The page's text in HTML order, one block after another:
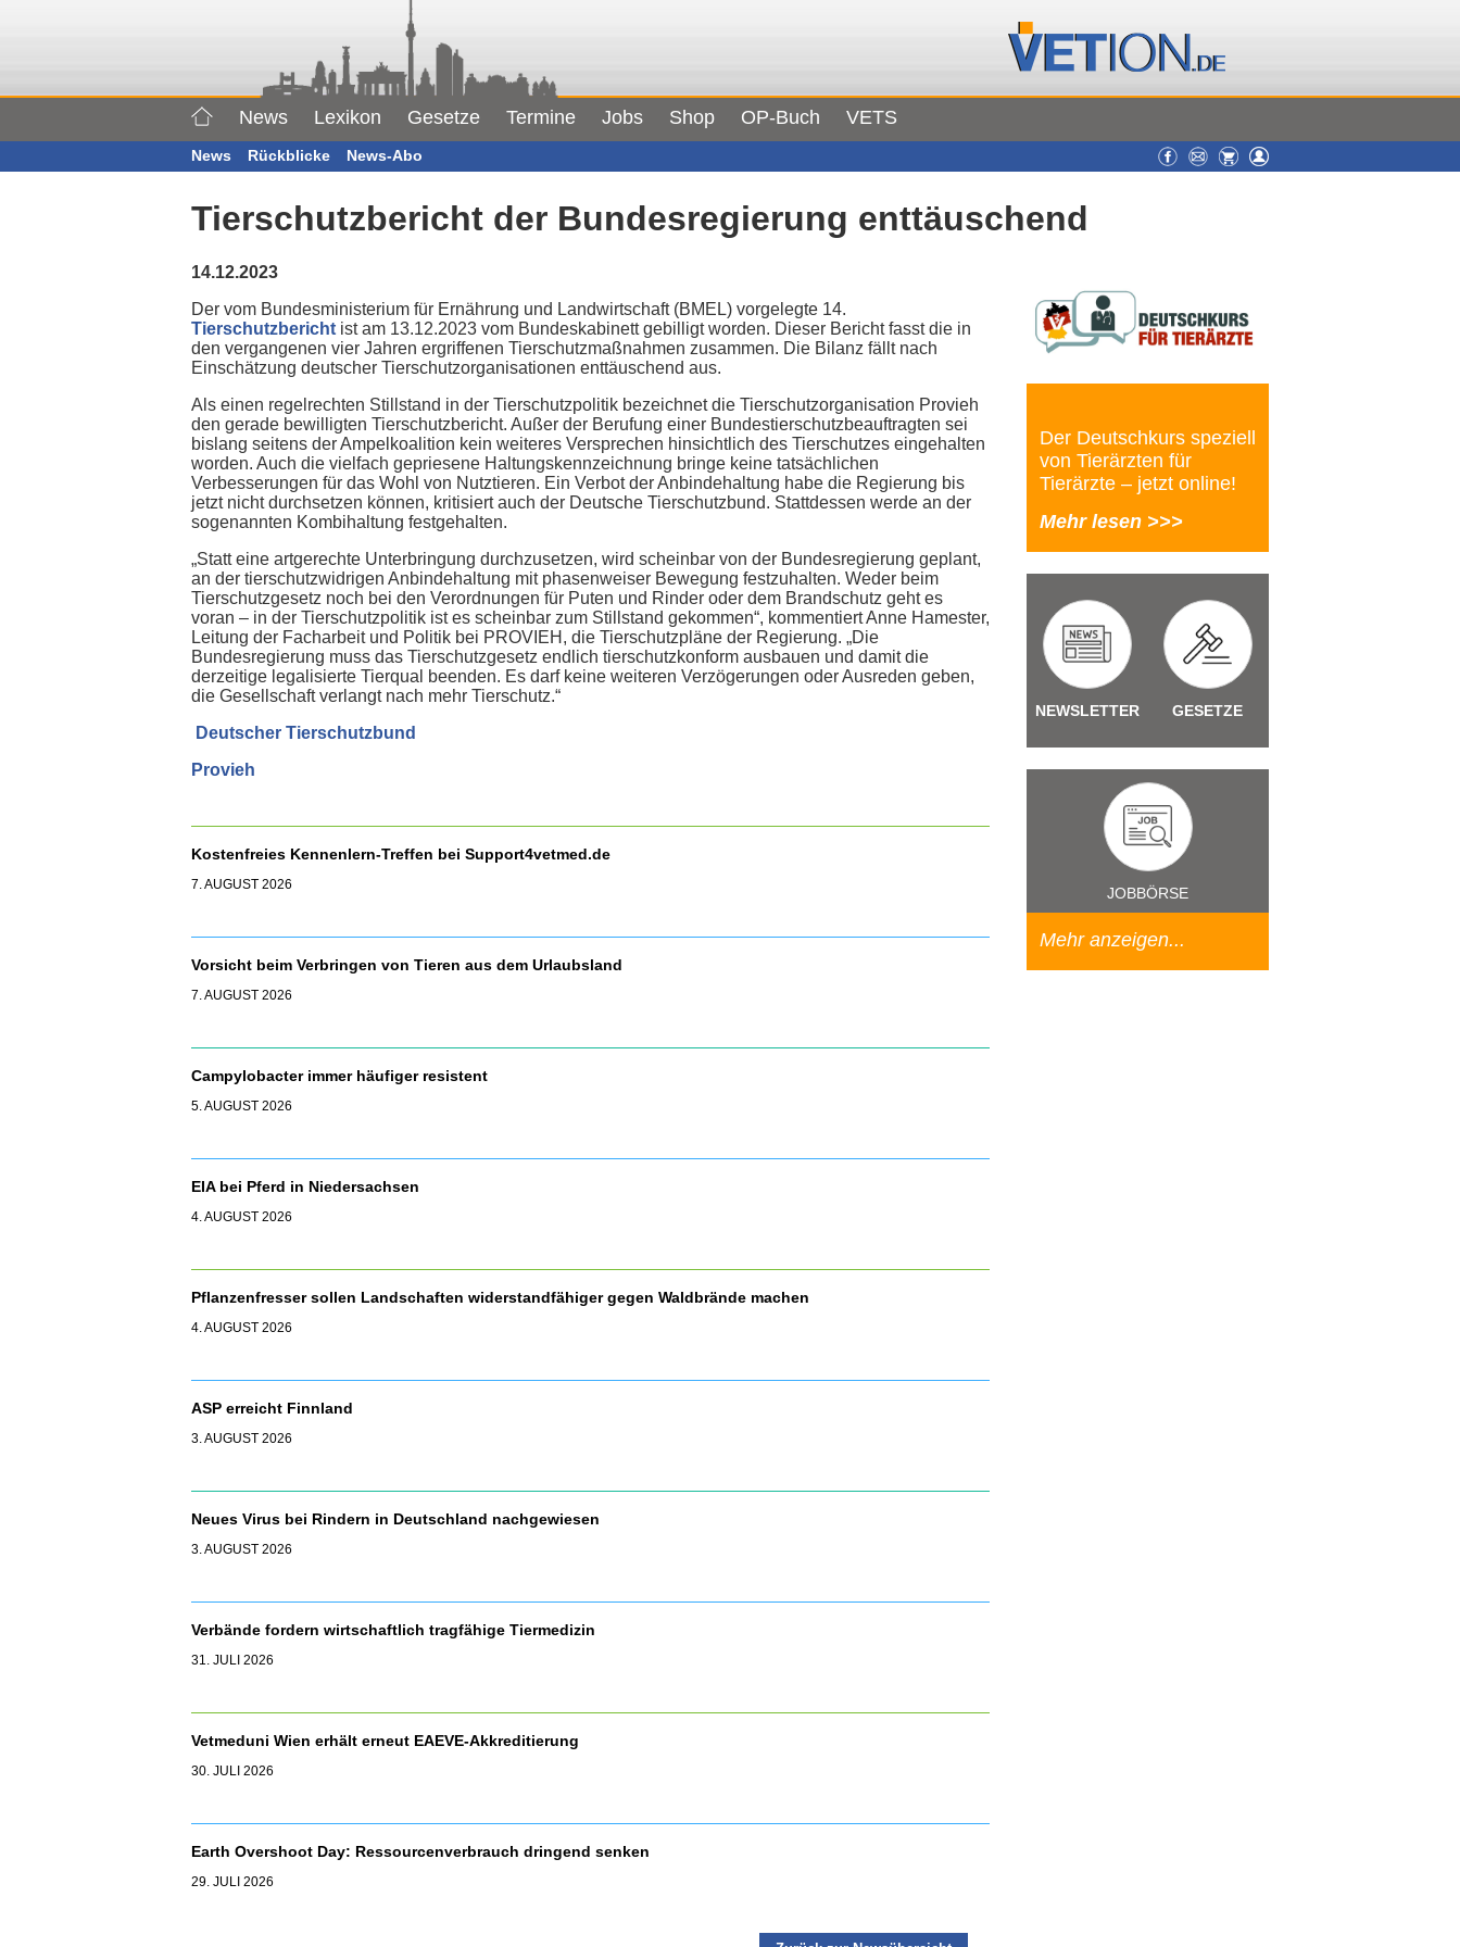
News Lexikon Gesetze Termine Jobs Shop OP-Buch VETS
News Rückblicke News-Abo
Tierschutzbericht der Bundesregierung enttäuschend
14.12.2023
Der vom Bundesministerium für Ernährung und Landwirtschaft (BMEL) vorgelegte 14.
Tierschutzbericht ist am 13.12.2023 vom Bundeskabinett gebilligt worden. Dieser Bericht fasst die in
den vergangenen vier Jahren ergriffenen Tierschutzmaßnahmen zusammen. Die Bilanz fällt nach
Einschätzung deutscher Tierschutzorganisationen enttäuschend aus.
Als einen regelrechten Stillstand in der Tierschutzpolitik bezeichnet die Tierschutzorganisation Provieh
den gerade bewilligten Tierschutzbericht. Außer der Berufung einer Bundestierschutzbeauftragten sei
bislang seitens der Ampelkoalition kein weiteres Versprechen hinsichtlich des Tierschutzes eingehalten
worden. Auch die vielfach gepriesene Haltungskennzeichnung bringe keine tatsächlichen
Verbesserungen für das Wohl von Nutztieren. Ein Verbot der Anbindehaltung habe die Regierung bis
jetzt nicht durchsetzen können, kritisiert auch der Deutsche Tierschutzbund. Stattdessen werde an der
sogenannten Kombihaltung festgehalten.
„Statt eine artgerechte Unterbringung durchzusetzen, wird scheinbar von der Bundesregierung geplant,
an der tierschutzwidrigen Anbindehaltung mit phasenweiser Bewegung festzuhalten. Weder beim
Tierschutzgesetz noch bei den Verordnungen für Puten und Rinder oder dem Brandschutz geht es
voran – in der Tierschutzpolitik ist es scheinbar zum Stillstand gekommen“, kommentiert Anne Hamester,
Leitung der Facharbeit und Politik bei PROVIEH, die Tierschutzpläne der Regierung. „Die
Bundesregierung muss das Tierschutzgesetz endlich tierschutzkonform ausbauen und damit die
derzeitige legalisierte Tierqual beenden. Es darf keine weiteren Verzögerungen oder Ausreden geben,
die Gesellschaft verlangt nach mehr Tierschutz.“
Deutscher Tierschutzbund
Provieh
Kostenfreies Kennenlern-Treffen bei Support4vetmed.de
7. AUGUST 2026
Vorsicht beim Verbringen von Tieren aus dem Urlaubsland
7. AUGUST 2026
Campylobacter immer häufiger resistent
5. AUGUST 2026
EIA bei Pferd in Niedersachsen
4. AUGUST 2026
Pflanzenfresser sollen Landschaften widerstandfähiger gegen Waldbrände machen
4. AUGUST 2026
ASP erreicht Finnland
3. AUGUST 2026
Neues Virus bei Rindern in Deutschland nachgewiesen
3. AUGUST 2026
Verbände fordern wirtschaftlich tragfähige Tiermedizin
31. JULI 2026
Vetmeduni Wien erhält erneut EAEVE-Akkreditierung
30. JULI 2026
Earth Overshoot Day: Ressourcenverbrauch dringend senken
29. JULI 2026
Der Deutschkurs speziell
von Tierärzten für
Tierärzte – jetzt online!
Mehr lesen >>>
NEWSLETTER GESETZE
JOBBÖRSE
Mehr anzeigen...